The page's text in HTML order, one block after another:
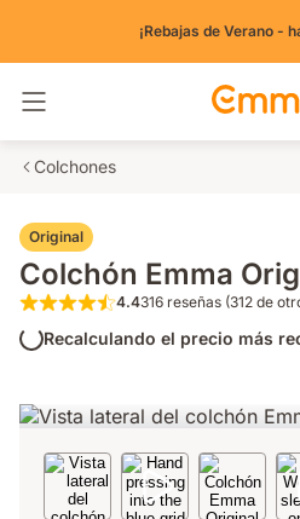
¡Rebajas de Verano -
Colchones
Original
Colchón Emma
4.4 de 5
4.4316 reseñas (312 de
Recalculando el precio más